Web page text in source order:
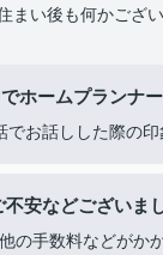
まい後も何かござ
ホームプランナ
お話しした際の印
安などございま
の手数料などがか